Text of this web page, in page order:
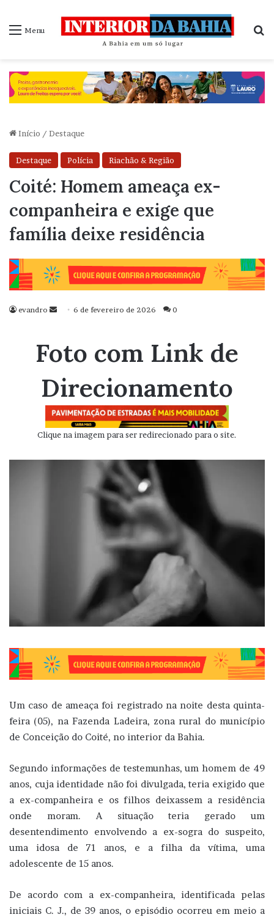
Menu
Início / Destaque
Destaque Polícia Riachão & Região
Coité: Homem ameaça ex-
companheira e exige que
família deixe residência
evandro
Mande
mail
6 de fevereiro de 2026 0
Foto com Link de
Direcionamento
Clique na imagem para ser redirecionado para o site.
Um caso de ameaça foi registrado na noite desta quinta-
feira (05), na Fazenda Ladeira, zona rural do município
de Conceição do Coité, no interior da Bahia.
Segundo informações de testemunhas, um homem de 49
anos, cuja identidade não foi divulgada, teria exigido que
a ex-companheira e os filhos deixassem a residência
onde moram. A situação teria gerado um
desentendimento envolvendo a ex-sogra do suspeito,
uma idosa de 71 anos, e a filha da vítima, uma
adolescente de 15 anos.
De acordo com a ex-companheira, identificada pelas
iniciais C. J., de 39 anos, o episódio ocorreu em meio a